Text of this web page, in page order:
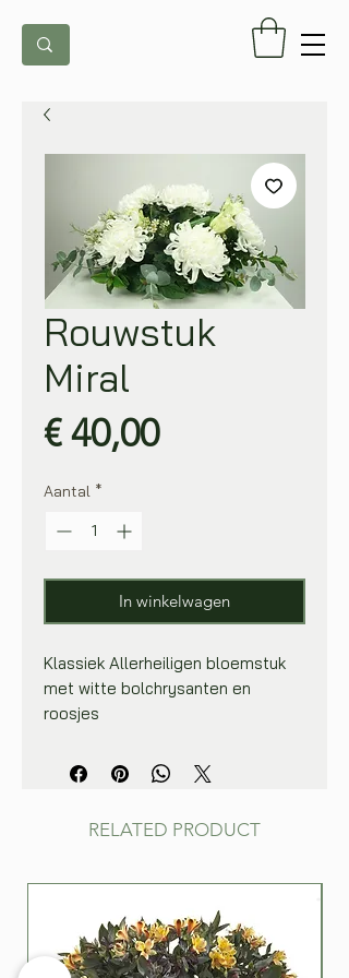
Rouwstuk
Miral
€ 40,00Prijs
Aantal *
In winkelwagen
Klassiek Allerheiligen bloemstuk
met witte bolchrysanten en
roosjes
RELATED PRODUCT